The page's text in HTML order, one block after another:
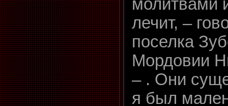
молитвами
лечит, –
поселка
Мордовии
– . Они
я был